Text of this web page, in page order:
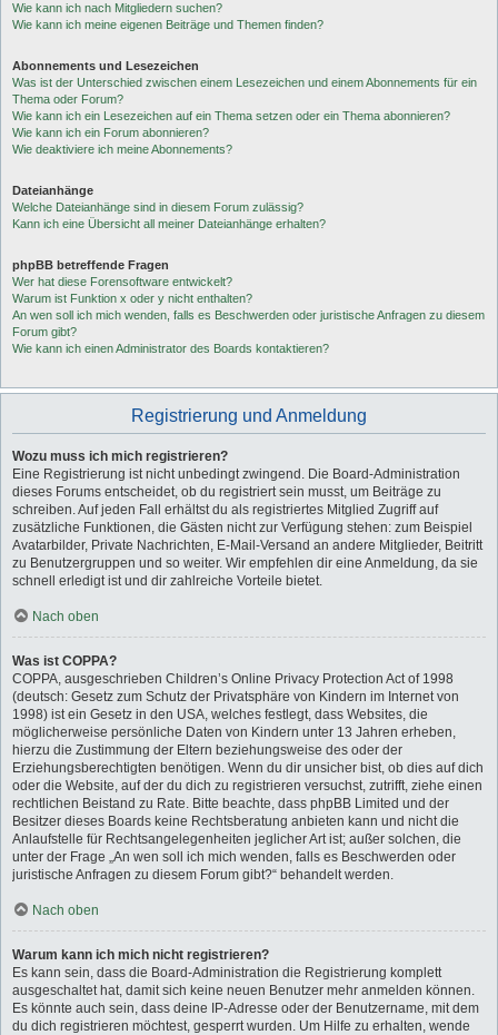
Wie kann ich nach Mitgliedern suchen?
Wie kann ich meine eigenen Beiträge und Themen finden?
Abonnements und Lesezeichen
Was ist der Unterschied zwischen einem Lesezeichen und einem Abonnements für ein
Thema oder Forum?
Wie kann ich ein Lesezeichen auf ein Thema setzen oder ein Thema abonnieren?
Wie kann ich ein Forum abonnieren?
Wie deaktiviere ich meine Abonnements?
Dateianhänge
Welche Dateianhänge sind in diesem Forum zulässig?
Kann ich eine Übersicht all meiner Dateianhänge erhalten?
phpBB betreffende Fragen
Wer hat diese Forensoftware entwickelt?
Warum ist Funktion x oder y nicht enthalten?
An wen soll ich mich wenden, falls es Beschwerden oder juristische Anfragen zu diesem
Forum gibt?
Wie kann ich einen Administrator des Boards kontaktieren?
Registrierung und Anmeldung
Wozu muss ich mich registrieren?
Eine Registrierung ist nicht unbedingt zwingend. Die Board-Administration
dieses Forums entscheidet, ob du registriert sein musst, um Beiträge zu
schreiben. Auf jeden Fall erhältst du als registriertes Mitglied Zugriff auf
zusätzliche Funktionen, die Gästen nicht zur Verfügung stehen: zum Beispiel
Avatarbilder, Private Nachrichten, E-Mail-Versand an andere Mitglieder, Beitritt
zu Benutzergruppen und so weiter. Wir empfehlen dir eine Anmeldung, da sie
schnell erledigt ist und dir zahlreiche Vorteile bietet.
Nach oben
Was ist COPPA?
COPPA, ausgeschrieben Children’s Online Privacy Protection Act of 1998
(deutsch: Gesetz zum Schutz der Privatsphäre von Kindern im Internet von
1998) ist ein Gesetz in den USA, welches festlegt, dass Websites, die
möglicherweise persönliche Daten von Kindern unter 13 Jahren erheben,
hierzu die Zustimmung der Eltern beziehungsweise des oder der
Erziehungsberechtigten benötigen. Wenn du dir unsicher bist, ob dies auf dich
oder die Website, auf der du dich zu registrieren versuchst, zutrifft, ziehe einen
rechtlichen Beistand zu Rate. Bitte beachte, dass phpBB Limited und der
Besitzer dieses Boards keine Rechtsberatung anbieten kann und nicht die
Anlaufstelle für Rechtsangelegenheiten jeglicher Art ist; außer solchen, die
unter der Frage „An wen soll ich mich wenden, falls es Beschwerden oder
juristische Anfragen zu diesem Forum gibt?“ behandelt werden.
Nach oben
Warum kann ich mich nicht registrieren?
Es kann sein, dass die Board-Administration die Registrierung komplett
ausgeschaltet hat, damit sich keine neuen Benutzer mehr anmelden können.
Es könnte auch sein, dass deine IP-Adresse oder der Benutzername, mit dem
du dich registrieren möchtest, gesperrt wurden. Um Hilfe zu erhalten, wende